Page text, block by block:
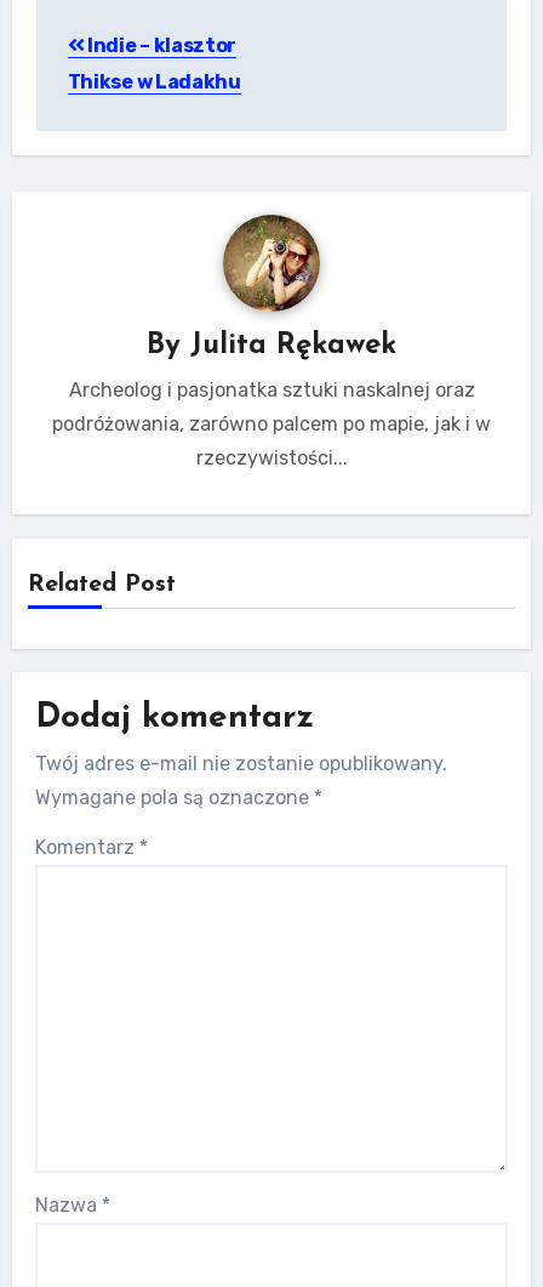
wpisu
Indie – klasztor
Thikse w Ladakhu
By Julita Rękawek
Archeolog i pasjonatka sztuki naskalnej oraz
podróżowania, zarówno palcem po mapie, jak i w
rzeczywistości...
Related Post
Dodaj komentarz
Twój adres e-mail nie zostanie opublikowany.
Wymagane pola są oznaczone *
Komentarz *
Nazwa *